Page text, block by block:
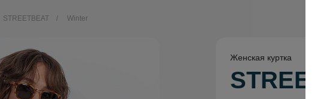
STREETBEAT Winter
Женская куртка